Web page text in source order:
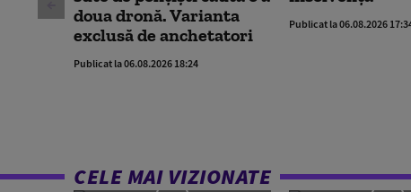
doua dronă. Varianta
exclusă de anchetatori
Publicat la 06.08.2026 18:24
Publicat la 06.08.2026
CELE MAI VIZIONATE